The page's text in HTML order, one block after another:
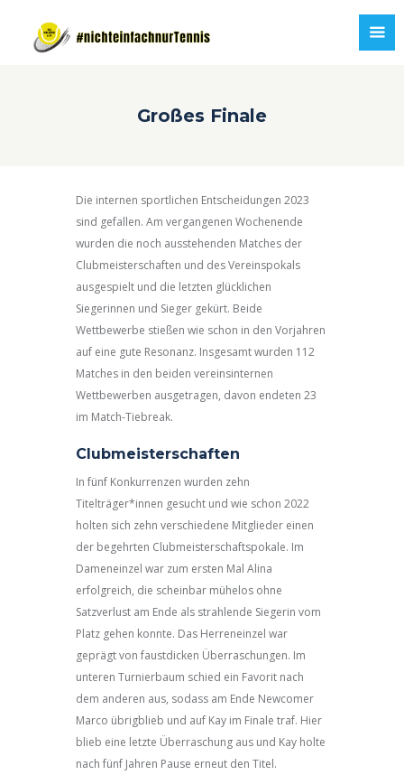
Großes Finale
Die internen sportlichen Entscheidungen 2023
sind gefallen. Am vergangenen Wochenende
wurden die noch ausstehenden Matches der
Clubmeisterschaften und des Vereinspokals
ausgespielt und die letzten glücklichen
Siegerinnen und Sieger gekürt. Beide
Wettbewerbe stießen wie schon in den Vorjahren
auf eine gute Resonanz. Insgesamt wurden 112
Matches in den beiden vereinsinternen
Wettbewerben ausgetragen, davon endeten 23
im Match-Tiebreak.
Clubmeisterschaften
In fünf Konkurrenzen wurden zehn
Titelträger*innen gesucht und wie schon 2022
holten sich zehn verschiedene Mitglieder einen
der begehrten Clubmeisterschaftspokale. Im
Dameneinzel war zum ersten Mal Alina
erfolgreich, die scheinbar mühelos ohne
Satzverlust am Ende als strahlende Siegerin vom
Platz gehen konnte. Das Herreneinzel war
geprägt von faustdicken Überraschungen. Im
unteren Turnierbaum schied ein Favorit nach
dem anderen aus, sodass am Ende Newcomer
Marco übrigblieb und auf Kay im Finale traf. Hier
blieb eine letzte Überraschung aus und Kay holte
nach fünf Jahren Pause erneut den Titel.